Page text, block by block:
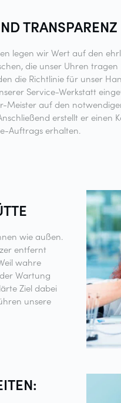
TRANSPARENZ
legen wir Wert auf den
die unser Uhren
die Richtlinie für unser
Service-Werkstatt
Meister auf den
erstellt er einen
Auftrags erhalten.
wie außen.
entfernt
wahre
Wartung
Ziel dabei
unsere